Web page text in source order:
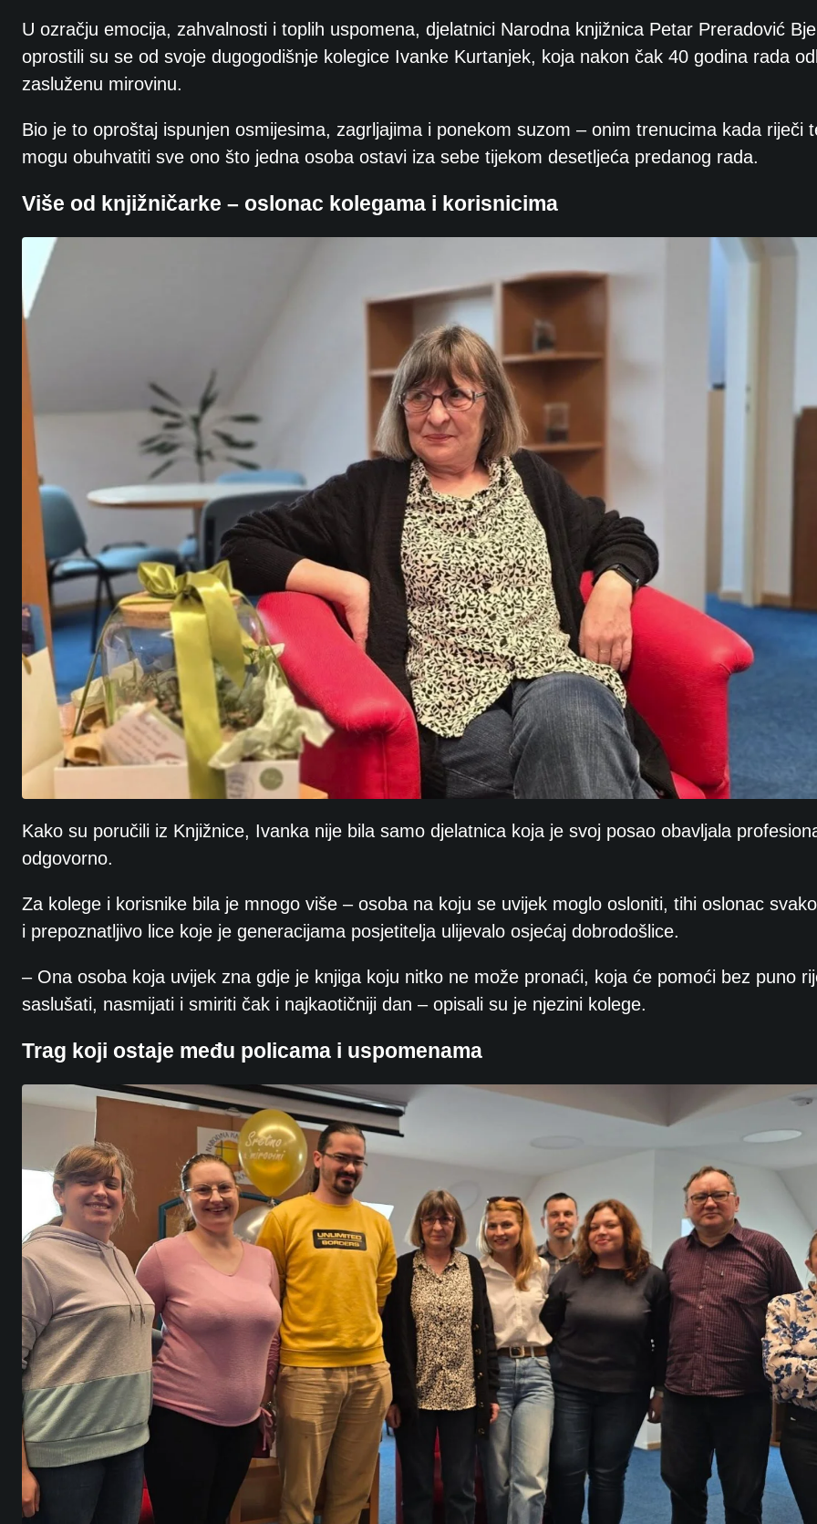
U ozračju emocija, zahvalnosti i toplih uspomena, djelatnici Narodna knjižnica Petar Preradović
oprostili su se od svoje dugogodišnje kolegice Ivanke Kurtanjek, koja nakon čak 40 godina rada
zasluženu mirovinu.
Bio je to oproštaj ispunjen osmijesima, zagrljajima i ponekom suzom – onim trenucima kada riječi
mogu obuhvatiti sve ono što jedna osoba ostavi iza sebe tijekom desetljeća predanog rada.
Više od knjižničarke – oslonac kolegama i korisnicima
Kako su poručili iz Knjižnice, Ivanka nije bila samo djelatnica koja je svoj posao obavljala
odgovorno.
Za kolege i korisnike bila je mnogo više – osoba na koju se uvijek moglo osloniti, tihi oslonac
i prepoznatljivo lice koje je generacijama posjetitelja ulijevalo osjećaj dobrodošlice.
– Ona osoba koja uvijek zna gdje je knjiga koju nitko ne može pronaći, koja će pomoći bez puno
saslušati, nasmijati i smiriti čak i najkaotičniji dan – opisali su je njezini kolege.
Trag koji ostaje među policama i uspomenama